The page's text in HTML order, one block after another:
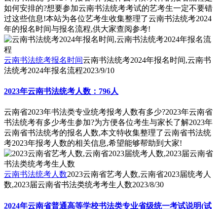
如何安排的?想要参加云南书法统考考试的艺考生一定不要错
过这些信息!本站为各位艺考生收集整理了云南书法统考2024
年的报名时间与报名流程,供大家查阅参考!
云南书法统考报名时间云南书法统考2024年报名时间,云南书
法统考2024年报名流程2023/9/10
2023年云南书法统考人数：796人
云南省2023年书法类专业统考报考人数有多少?2023年云南省
书法统考有多少考生参加?为方便各位考生与家长了解2023年
云南省书法统考的报名人数,本文特收集整理了云南省书法统
考2023年报考人数的相关信息,希望能够帮助到大家!
云南书法统考人数2023云南省艺考人数,云南省2023届统考人
数,2023届云南省书法类统考考生人数2023/8/30
2024年云南省普通高等学校书法类专业省级统一考试说明(试